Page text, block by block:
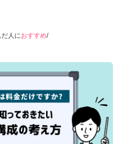
人に おすすめ